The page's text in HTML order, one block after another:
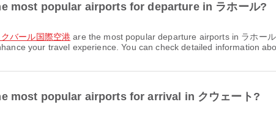
most popular airports for departure in ラホール?
クバール国際空港 are the most popular departure airports in ラホー
your travel experience. You can check detailed information
most popular airports for arrival in クウェート?